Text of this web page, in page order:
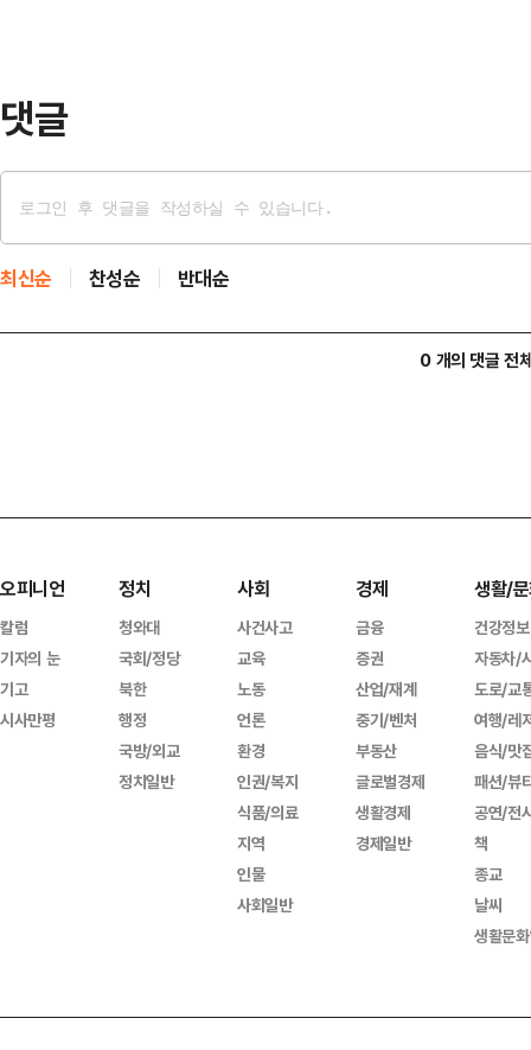
댓글
최신순 찬성순 반대순
0 개의 댓글 전
오피니언
칼럼
기자의 눈
기고
시사만평
정치
청와대
국회/정당
북한
행정
국방/외교
정치일반
사회
사건사고
교육
노동
언론
환경
인권/복지
식품/의료
지역
인물
사회일반
경제
금융
증권
산업/재계
중기/벤처
부동산
글로벌경제
생활경제
경제일반
생활/
건강정보
자동차/
도로/교
여행/레
음식/맛
패션/뷰
공연/전
책
종교
날씨
생활문